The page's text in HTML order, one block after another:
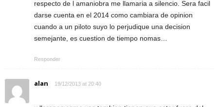
respecto de l amaniobra me llamaria a silencio. Sera facil
darse cuenta en el 2014 como cambiara de opinion
cuando a un piloto suyo lo perjudique una decision
semejante, es cuestion de tiempo nomas…
Responder
alan 19/12/2013 at 20:40